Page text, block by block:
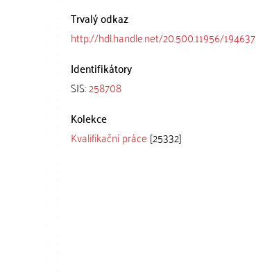
Trvalý odkaz
http://hdl.handle.net/20.500.11956/194637
Identifikátory
SIS:258708
Kolekce
Kvalifikační práce [25332]